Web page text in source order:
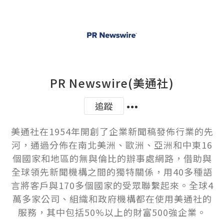
PR Newswire(美通社)
追蹤
美通社在1954年開創了企業新聞稿發佈行業的先
河，通過分佈在南北美洲、歐洲、亞洲和中東16
個國家和地區的無與倫比的辦事處網路，借助與
全球領先新聞機構之間的獨特關係，用40多種語
言將客戶與170多個國家的受眾聯繫起來。全球4
萬多家公司、組織和政府機構都在使用美通社的
服務，其中包括50%以上的財富500強企業。